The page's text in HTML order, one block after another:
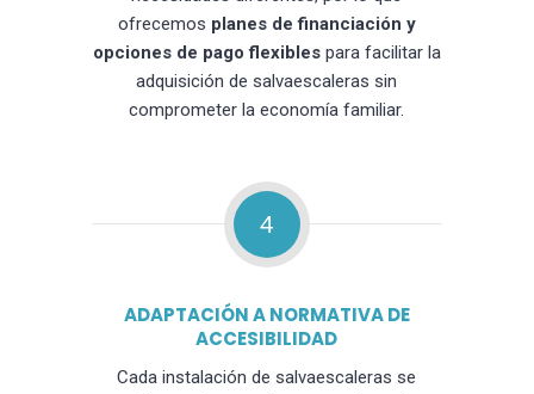
ofrecemos planes de financiación y
opciones de pago flexiblespara facilitar la
adquisición de salvaescaleras sin
comprometer la economía familiar.
4
ADAPTACIÓN A NORMATIVA DE
ACCESIBILIDAD
Cada instalación de salvaescaleras se